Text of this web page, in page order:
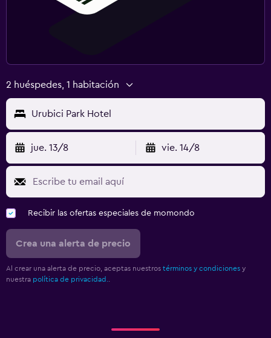
2 huéspedes, 1 habitación
Urubici Park Hotel
jue. 13/8 vie. 14/8
Recibir las ofertas especiales de momondo
Crea una alerta de precio
Al crear una alerta de precio, aceptas nuestros términos y condiciones y
nuestra política de privacidad.